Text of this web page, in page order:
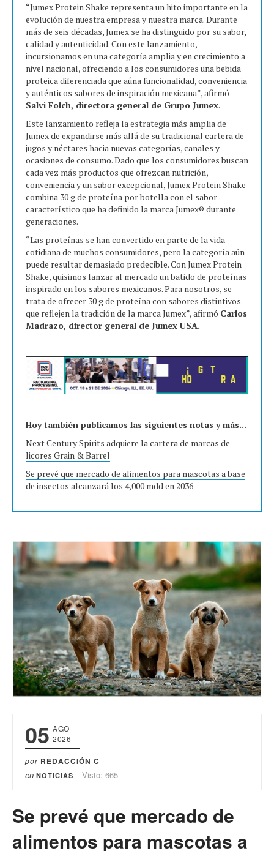
“Jumex Protein Shake representa un hito importante en la
evolución de nuestra empresa y nuestra marca. Durante
más de seis décadas, Jumex se ha distinguido por su sabor,
calidad y autenticidad. Con este lanzamiento,
incursionamos en una categoría amplia y en crecimiento a
nivel nacional, ofreciendo a los consumidores una bebida
proteica diferenciada que aúna funcionalidad, conveniencia
y auténticos sabores de inspiración mexicana”, afirmó
Salvi Folch, directora general de Grupo Jumex.
Este lanzamiento refleja la estrategia más amplia de
Jumex de expandirse más allá de su tradicional cartera de
jugos y néctares hacia nuevas categorías, canales y
ocasiones de consumo. Dado que los consumidores buscan
cada vez más productos que ofrezcan nutrición,
conveniencia y un sabor excepcional, Jumex Protein Shake
combina 30 g de proteína por botella con el sabor
característico que ha definido la marca Jumex® durante
generaciones.
“Las proteínas se han convertido en parte de la vida
cotidiana de muchos consumidores, pero la categoría aún
puede resultar demasiado predecible. Con Jumex Protein
Shake, quisimos lanzar al mercado un batido de proteínas
inspirado en los sabores mexicanos. Para nosotros, se
trata de ofrecer 30 g de proteína con sabores distintivos
que reflejen la tradición de la marca Jumex”, afirmó Carlos
Madrazo, director general de Jumex USA.
Hoy también publicamos las siguientes notas y más...
Next Century Spirits adquiere la cartera de marcas de
licores Grain & Barrel
Se prevé que mercado de alimentos para mascotas a base
de insectos alcanzará los 4,000 mdd en 2036
05 AGO
2026
por REDACCIÓN C
en NOTICIAS Visto: 665
Se prevé que mercado de
alimentos para mascotas a